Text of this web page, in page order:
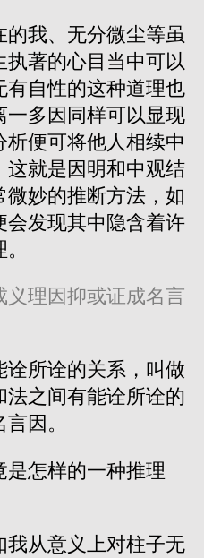
的我、无分微尘等虽
著的心目当中可以
有自性的这种道理也
一多因同样可以显现
便可将他人相续中
这就是因明和中观结
妙的推断方法，如
会发现其中隐含着许
义理因抑或证成名言
诠所诠的关系，叫做
法之间有能诠所诠的
因。
是怎样的一种推理
我从意义上对柱子无